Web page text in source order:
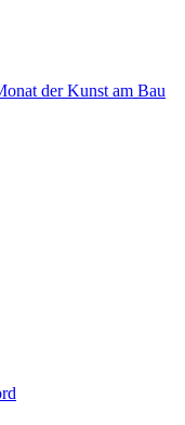
der Kunst am Bau